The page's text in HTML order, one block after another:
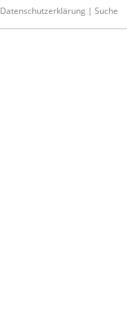
Datenschutzerklärung | Suche